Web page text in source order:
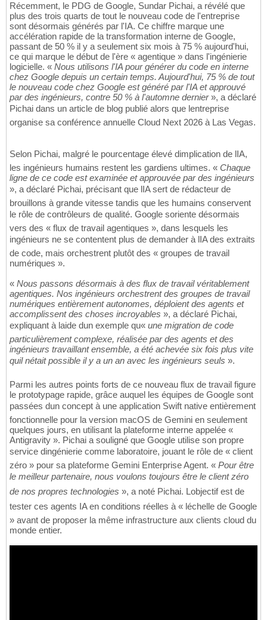
Récemment, le PDG de Google, Sundar Pichai, a révélé que
plus des trois quarts de tout le nouveau code de l'entreprise
sont désormais générés par l'IA. Ce chiffre marque une
accélération rapide de la transformation interne de Google,
passant de 50 % il y a seulement six mois à 75 % aujourd'hui,
ce qui marque le début de l'ère « agentique » dans l'ingénierie
logicielle. « Nous utilisons l'IA pour générer du code en interne
chez Google depuis un certain temps. Aujourd'hui, 75 % de tout
le nouveau code chez Google est généré par l'IA et approuvé
par des ingénieurs, contre 50 % à l'automne dernier», a déclaré
Pichai dans un article de blog publié alors que lentreprise
organise sa conférence annuelle Cloud Next 2026 à Las Vegas.
Selon Pichai, malgré le pourcentage élevé dimplication de lIA,
les ingénieurs humains restent les gardiens ultimes. « Chaque
ligne de ce code est examinée et approuvée par des ingénieurs
», a déclaré Pichai, précisant que lIA sert de rédacteur de
brouillons à grande vitesse tandis que les humains conservent
le rôle de contrôleurs de qualité. Google soriente désormais
vers des « flux de travail agentiques », dans lesquels les
ingénieurs ne se contentent plus de demander à lIA des extraits
de code, mais orchestrent plutôt des « groupes de travail
numériques ».
« Nous passons désormais à des flux de travail véritablement
agentiques. Nos ingénieurs orchestrent des groupes de travail
numériques entièrement autonomes, déploient des agents et
accomplissent des choses incroyables », a déclaré Pichai,
expliquant à laide dun exemple qu« une migration de code
particulièrement complexe, réalisée par des agents et des
ingénieurs travaillant ensemble, a été achevée six fois plus vite
quil nétait possible il y a un an avec les ingénieurs seuls ».
Parmi les autres points forts de ce nouveau flux de travail figure
le prototypage rapide, grâce auquel les équipes de Google sont
passées dun concept à une application Swift native entièrement
fonctionnelle pour la version macOS de Gemini en seulement
quelques jours, en utilisant la plateforme interne appelée «
Antigravity ». Pichai a souligné que Google utilise son propre
service dingénierie comme laboratoire, jouant le rôle de « client
zéro » pour sa plateforme Gemini Enterprise Agent. « Pour être
le meilleur partenaire, nous voulons toujours être le client zéro
de nos propres technologies », a noté Pichai. Lobjectif est de
tester ces agents IA en conditions réelles à « léchelle de Google
» avant de proposer la même infrastructure aux clients cloud du
monde entier.